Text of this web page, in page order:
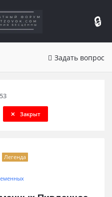
Задать вопрос
Закрыт
Легенда